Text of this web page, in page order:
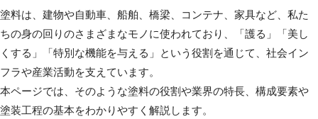
塗料は、建物や自動車、船舶、橋梁、コンテナ、家具など、私た
ちの身の回りのさまざまなモノに使われており、「護る」「美し
くする」「特別な機能を与える」という役割を通じて、社会イン
フラや産業活動を支えています。
本ページでは、そのような塗料の役割や業界の特長、構成要素や
塗装工程の基本をわかりやすく解説します。